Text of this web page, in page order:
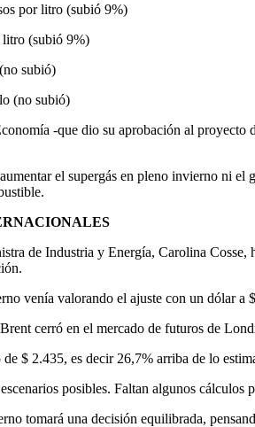
por litro (subió 9%)
litro (subió 9%)
subió)
(no subió)
-que dio su aprobación al proyecto
el supergás en pleno invierno ni
de Industria y Energía, Carolina
venía valorando el ajuste con un dólar
cerró en el mercado de futuros de
$ 2.435, es decir 26,7% arriba de lo
posibles. Faltan algunos
tomará una decisión equilibrada,